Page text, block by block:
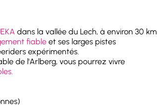
dans la vallée du Lech, à environ 30 km
fiable et ses larges pistes
expérimentés.
de l'Arlberg, vous pourrez vivre